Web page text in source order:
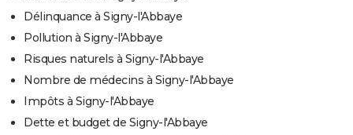
Délinquance à Signy-l'Abbaye
Pollution à Signy-l'Abbaye
Risques naturels à Signy-l'Abbaye
Nombre de médecins à Signy-l'Abbaye
Impôts à Signy-l'Abbaye
Dette et budget de Signy-l'Abbaye